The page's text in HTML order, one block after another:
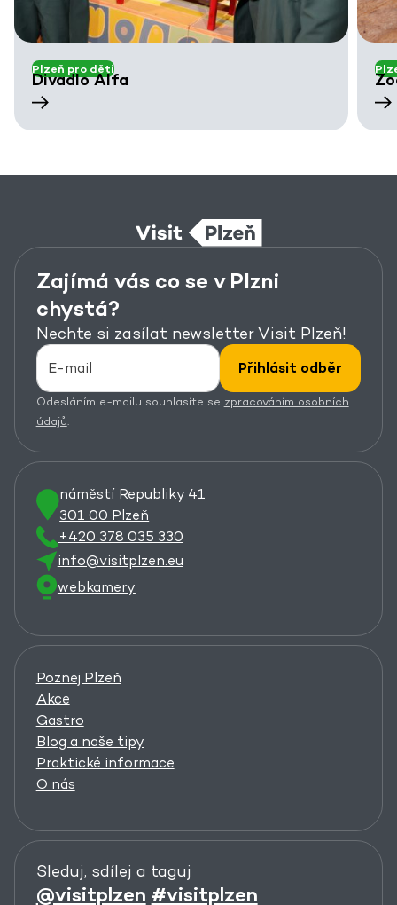
Plzeň pro děti
Divadlo Alfa
Zajímá vás co se v Plzni
chystá?
Nechte si zasílat newsletter Visit Plzeň!
Přihlásit odběr
Odesláním e-mailu souhlasíte se zpracováním osobních
údajů.
náměstí Republiky 41
301 00 Plzeň
+420 378 035 330
info@visitplzen.eu
webkamery
Poznej Plzeň
Akce
Gastro
Blog a naše tipy
Praktické informace
O nás
Sleduj, sdílej a taguj
@visitplzen #visitplzen